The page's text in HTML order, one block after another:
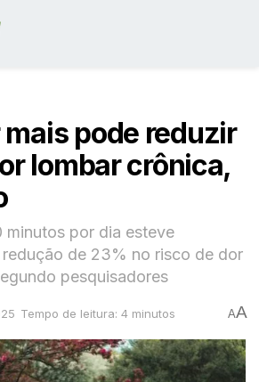
pode reduzir
lombar crônica,
minutos por dia esteve
de 23% no risco de dor
pesquisadores
Tempo de leitura: 4 minutos AA